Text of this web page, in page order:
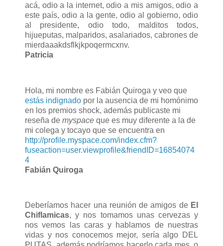
acá, odio a la internet, odio a mis amigos, odio a
este país, odio a la gente, odio al gobierno, odio
al presidente, odio todo, malditos todos,
hijueputas, malparidos, asalariados, cabrones de
mierdaaakdsflkjkpoqermcxnv.
Patricia
Hola, mi nombre es Fabián Quiroga y veo que
estás indignado por la ausencia de mi homónimo
en los premios shock, además publicaste mi
reseña de myspace que es muy diferente a la de
mi colega y tocayo que se encuentra en
http://profile.myspace.com/index.cfm?
fuseaction=user.viewprofile&friendID=16854074
4
Fabián Quiroga
Deberíamos hacer una reunión de amigos de El
Chiflamicas, y nos tomamos unas cervezas y
nos vemos las caras y hablamos de nuestras
vidas y nos conocemos mejor, sería algo DEL